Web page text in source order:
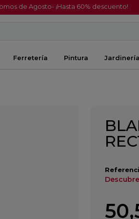
de Agosto- ¡Hasta 60% descuento!
Ferretería Pintura Jardinería